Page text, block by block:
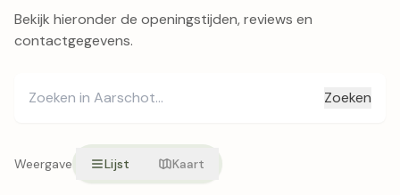
Bekijk hieronder de openingstijden, reviews en
contactgegevens.
Zoeken
Weergave Lijst Kaart